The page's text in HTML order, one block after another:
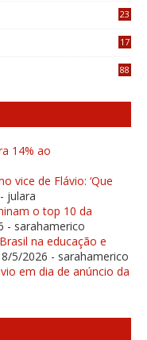
23
17
88
14% ao
vice de Flávio: ‘Que
- julara
o top 10 da
- sarahamerico
na educação e
5/2026 - sarahamerico
em dia de anúncio da